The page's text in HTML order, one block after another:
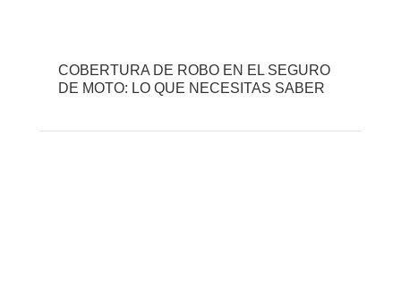
COBERTURA DE ROBO EN EL SEGURO
DE MOTO: LO QUE NECESITAS SABER